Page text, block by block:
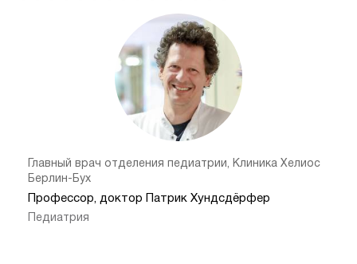
Главный врач отделения педиатрии, Клиника Хелиос
Берлин-Бух
Профессор, доктор Патрик Хундсдёрфер
Педиатрия